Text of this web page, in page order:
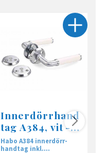
Innerdörrhand
tag A384, vit -
borstad krom
Habo A384 innerdörr-
handtag inkl.